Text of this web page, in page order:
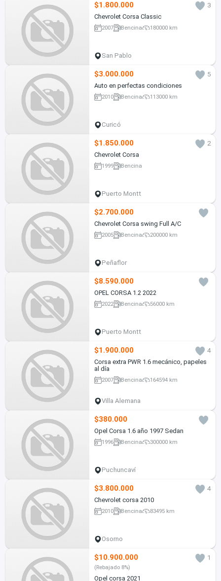
$1.800.000
3
Chevrolet Corsa Classic
2007 Bencina 180000 km
San Pablo
$3.000.000
5
Auto en perfectas condiciones
2010 Bencina 113000 km
Curicó
$1.850.000
2
Chevrolet Corsa
1999 Bencina
Puerto Montt
$2.700.000
Chevrolet Corsa swing Full A/C
2005 Bencina 200000 km
Peñaflor
$8.590.000
OPEL CORSA 1.2 2022
2022 Bencina 56000 km
Puerto Montt
$1.900.000
4
Corsa extra PWR 1.6 mecánico, papeles
al día
2007 Bencina 164594 km
Villa Alemana
$380.000
Opel Corsa 1.6 año 1997 Sedan
1996 Bencina 300000 km
Puchuncaví
$3.800.000
4
Chevrolet corsa 2010
2010 Bencina 83495 km
Osorno
$10.900.000 1
(Rebajado 8%)
Opel corsa 2021